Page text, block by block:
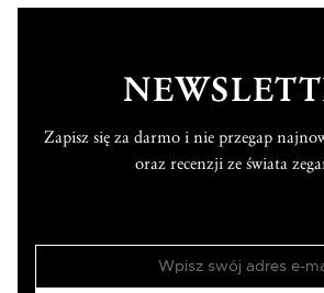
Zapisz się za darmo i nie przegap
oraz recenzji ze świata